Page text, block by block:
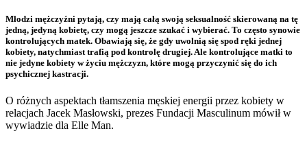
Młodzi mężczyźni pytają, czy mają całą swoją seksualność skierowaną na tę
jedną, jedyną kobietę, czy mogą jeszcze szukać i wybierać. To często synowie
kontrolujących matek. Obawiają się, że gdy uwolnią się spod ręki jednej
kobiety, natychmiast trafią pod kontrolę drugiej. Ale kontrolujące matki to
nie jedyne kobiety w życiu mężczyzn, które mogą przyczynić się do ich
psychicznej kastracji.
O różnych aspektach tłamszenia męskiej energii przez kobiety w
relacjach Jacek Masłowski, prezes Fundacji Masculinum mówił w
wywiadzie dla Elle Man.